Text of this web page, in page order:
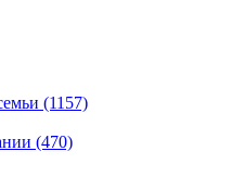
(1157)
(470)